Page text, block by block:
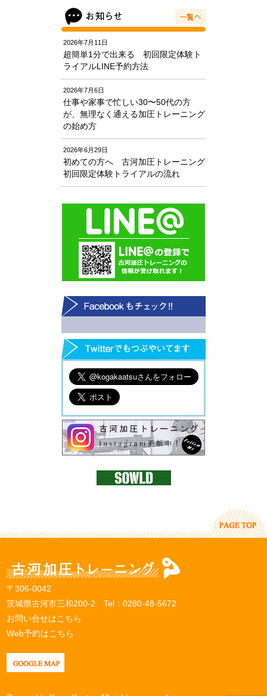
2026年7月11日
超簡単1分で出来る 初回限定体験ト
ライアルLINE予約方法
2026年7月6日
仕事や家事で忙しい30〜50代の方
が、無理なく通える加圧トレーニング
の始め方
2026年6月29日
初めての方へ 古河加圧トレーニング
初回限定体験トライアルの流れ
〒306-0042
茨城県古河市三和200-2 Tel：0280-48-5672
お問い合せはこちら
Web予約はこちら